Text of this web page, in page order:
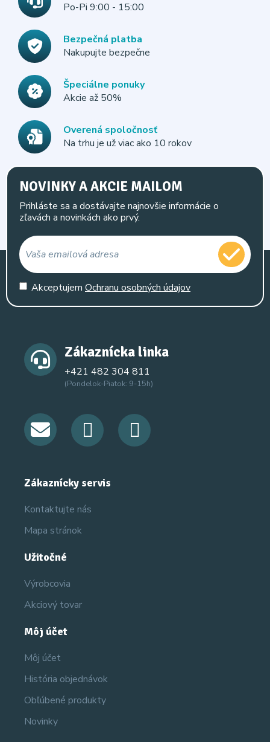
Po-Pi 9:00 - 15:00
Bezpečná platba
Nakupujte bezpečne
Špeciálne ponuky
Akcie až 50%
Overená spoločnosť
Na trhu je už viac ako 10 rokov
NOVINKY A AKCIE MAILOM
Prihláste sa a dostávajte najnovšie informácie o
zľavách a novinkách ako prvý.
Akceptujem Ochranu osobných údajov
Zákaznícka linka
+421 482 304 811
(Pondelok-Piatok: 9-15h)
Zákaznícky servis
Kontaktujte nás
Mapa stránok
Užitočné
Výrobcovia
Akciový tovar
Môj účet
Môj účet
História objednávok
Obľúbené produkty
Novinky